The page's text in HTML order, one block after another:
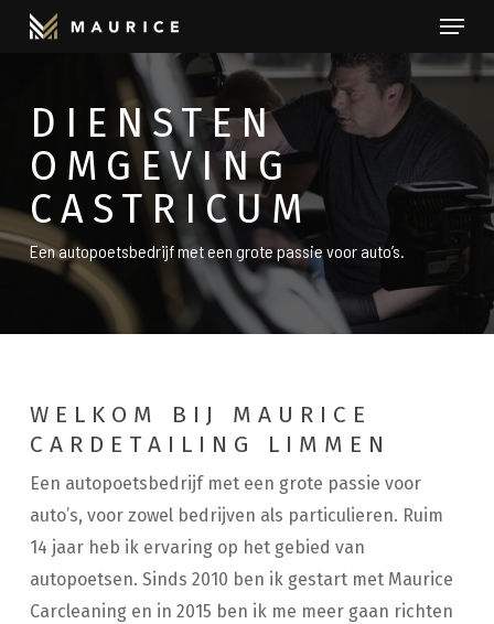
Skip
content
Menu
DIENSTEN
OMGEVING
CASTRICUM
Een autopoetsbedrijf met een grote passie voor auto’s.
WELKOM BIJ MAURICE
CARDETAILING LIMMEN
Een autopoetsbedrijf met een grote passie voor
auto’s, voor zowel bedrijven als particulieren. Ruim
14 jaar heb ik ervaring op het gebied van
autopoetsen. Sinds 2010 ben ik gestart met Maurice
Carcleaning en in 2015 ben ik me meer gaan richten
Close
Menu